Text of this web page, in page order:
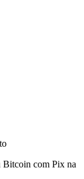
Bitcoin com Pix na